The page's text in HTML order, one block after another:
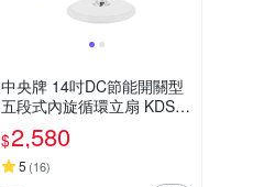
中央牌 14吋DC節能開關型
五段式內旋循環立扇 KDS-1
42S(絢麗白)
$2,580
5 (16)